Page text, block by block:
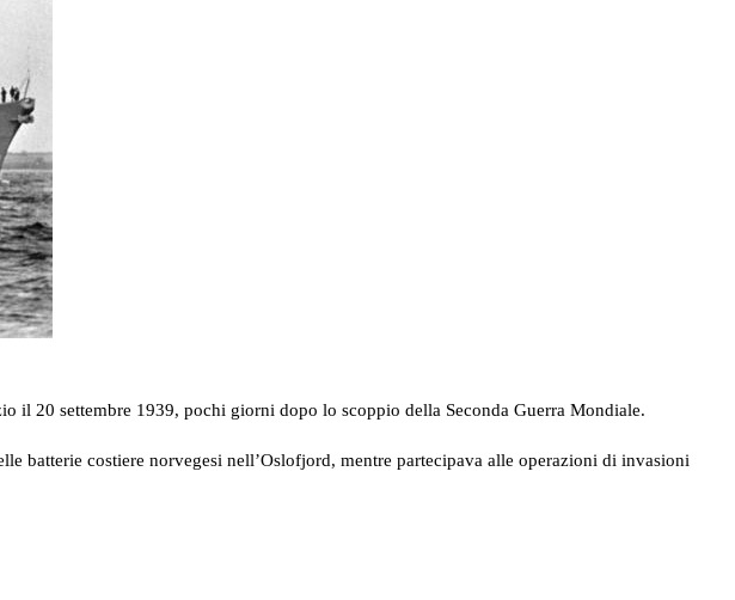
il 20 settembre 1939, pochi giorni dopo lo scoppio della Seconda Guerra Mondiale.
batterie costiere norvegesi nell’Oslofjord, mentre partecipava alle operazioni di invasioni